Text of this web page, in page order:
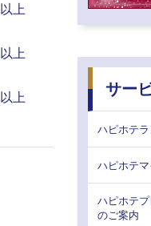
以上
以上
以上 サー
ハピホテ
ハピホテ
ハピホテ
のご案内